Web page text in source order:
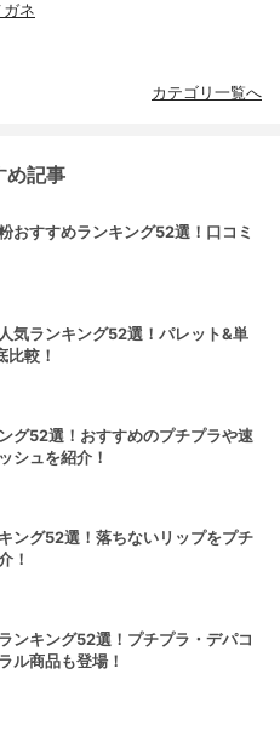
ネ
カテゴリ一覧へ
め記事
おすすめランキング52選！口コミ
気ランキング52選！パレット&単
比較！
グ52選！おすすめのプチプラや速
シュを紹介！
ング52選！落ちないリップをプチ
！
ンキング52選！プチプラ・デパコ
ル商品も登場！